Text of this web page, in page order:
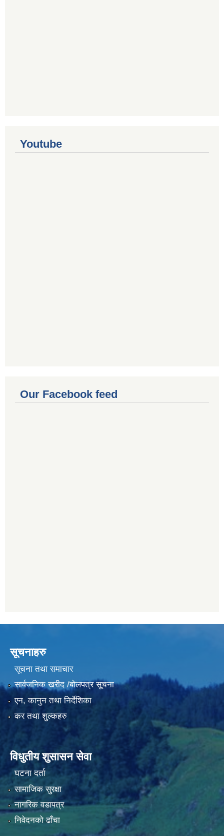
Youtube
Our Facebook feed
सूचनाहरु
सूचना तथा समाचार
सार्वजनिक खरीद /बोलपत्र सूचना
एन, कानुन तथा निर्देशिका
कर तथा शुल्कहरु
विधुतीय शुसासन सेवा
घटना दर्ता
सामाजिक सुरक्षा
नागरिक वडापत्र
निवेदनको ढाँचा